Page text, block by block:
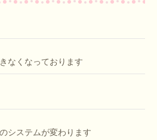
なくなっております
システムが変わります